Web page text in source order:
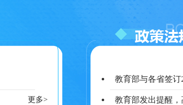
更多>
教育部与各省签
教育部发出提醒